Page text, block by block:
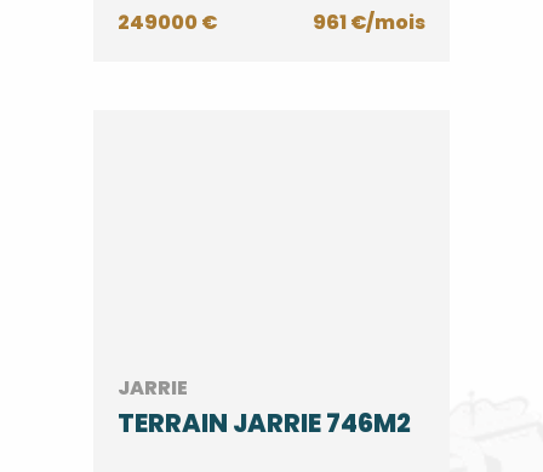
249000 € 961 €/mois
JARRIE
TERRAIN JARRIE 746M2